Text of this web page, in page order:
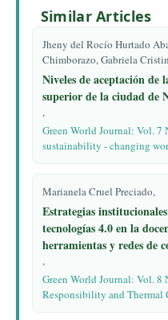
Similar Articles
Jheny del Rocío Hurtado
Chimborazo, Gabriela
Niveles de aceptación de
superior de la ciudad de
,
Green World Journal: Vol.
sustainability - changing
Marianela Cruel Preciado,
Estrategias
tecnologías 4.0 en la
herramientas y redes de
,
Green World Journal: Vol. 8
Responsibility and Thermal